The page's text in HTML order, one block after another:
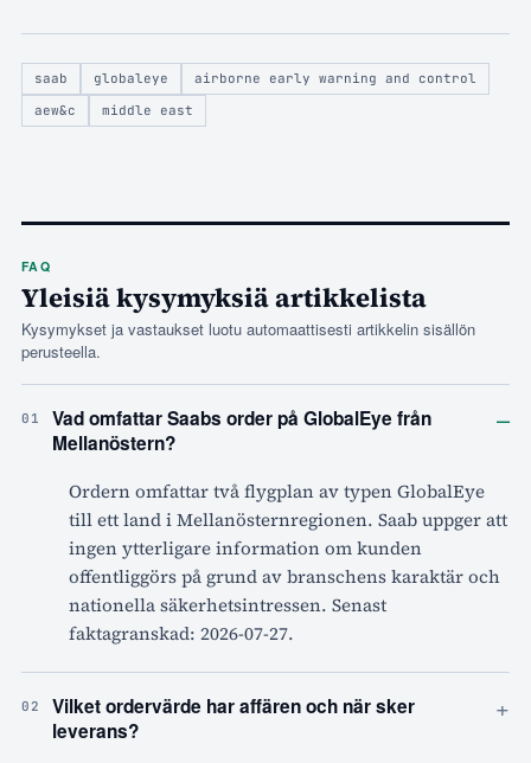
saab globaleye
airborne early warning and control
aew&c
middle east
FAQ
Yleisiä kysymyksiä artikkelista
Kysymykset ja vastaukset luotu automaattisesti artikkelin sisällön
perusteella.
01
Vad omfattar Saabs order på GlobalEye från
Mellanöstern?
–
Ordern omfattar två flygplan av typen GlobalEye
till ett land i Mellanösternregionen. Saab uppger att
ingen ytterligare information om kunden
offentliggörs på grund av branschens karaktär och
nationella säkerhetsintressen. Senast
faktagranskad: 2026-07-27.
02
Vilket ordervärde har affären och när sker
leverans?
+